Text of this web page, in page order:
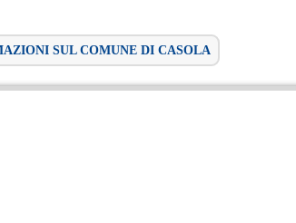
SUL COMUNE DI CASOLA